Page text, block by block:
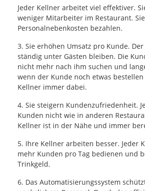
Jeder Kellner arbeitet viel effektiver.
weniger Mitarbeiter im Restaurant.
Personalnebenkosten bezahlen.
3. Sie erhöhen Umsatz pro Kunde.
ständig unter Gästen bleiben. Die
nicht mehr nach ihm suchen und
wenn der Kunde noch etwas
Kellner immer dabei.
4. Sie steigern Kundenzufriedenheit.
Kunden nicht wie in anderen
Kellner ist in der Nähe und immer
5. Ihre Kellner arbeiten besser. Jeder
mehr Kunden pro Tag bedienen und
Trinkgeld.
6. Das Automatisierungssystem